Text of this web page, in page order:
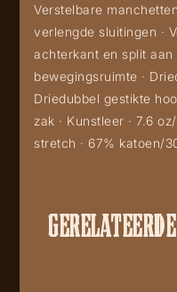
Verstelbare
verlengde sluitingen ·
achterkant en split
bewegingsruimte ·
Driedubbel gestikte
zak · Kunstleer · 7.6
stretch · 67% katoen/